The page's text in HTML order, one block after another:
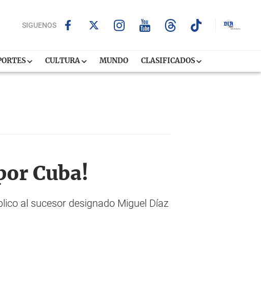
SIGUENOS
CULTURA MUNDO CLASIFICADOS
Cuba!
al sucesor designado Miguel Díaz